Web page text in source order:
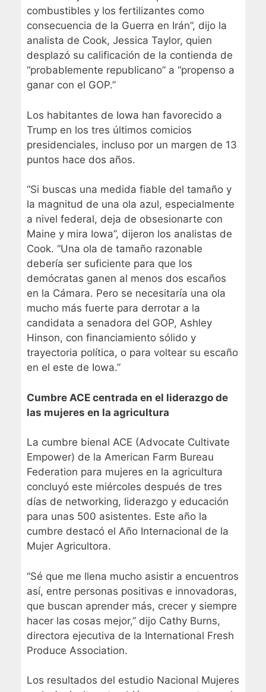
combustibles y los fertilizantes como
consecuencia de la Guerra en Irán”, dijo la
analista de Cook, Jessica Taylor, quien
desplazó su calificación de la contienda de
“probablemente republicano” a “propenso a
ganar con el GOP.”
Los habitantes de Iowa han favorecido a
Trump en los tres últimos comicios
presidenciales, incluso por un margen de 13
puntos hace dos años.
“Si buscas una medida fiable del tamaño y
la magnitud de una ola azul, especialmente
a nivel federal, deja de obsesionarte con
Maine y mira Iowa”, dijeron los analistas de
Cook. “Una ola de tamaño razonable
debería ser suficiente para que los
demócratas ganen al menos dos escaños
en la Cámara. Pero se necesitaría una ola
mucho más fuerte para derrotar a la
candidata a senadora del GOP, Ashley
Hinson, con financiamiento sólido y
trayectoria política, o para voltear su escaño
en el este de Iowa.”
Cumbre ACE centrada en el liderazgo de
las mujeres en la agricultura
La cumbre bienal ACE (Advocate Cultivate
Empower) de la American Farm Bureau
Federation para mujeres en la agricultura
concluyó este miércoles después de tres
días de networking, liderazgo y educación
para unas 500 asistentes. Este año la
cumbre destacó el Año Internacional de la
Mujer Agricultora.
“Sé que me llena mucho asistir a encuentros
así, entre personas positivas e innovadoras,
que buscan aprender más, crecer y siempre
hacer las cosas mejor,” dijo Cathy Burns,
directora ejecutiva de la International Fresh
Produce Association.
Los resultados del estudio Nacional Mujeres